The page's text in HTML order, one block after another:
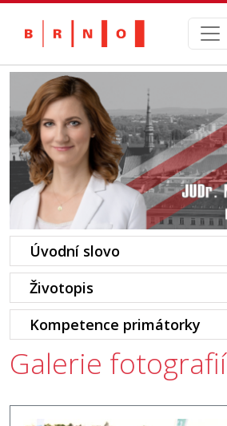
Skip
content
Úvodní slovo
Životopis
Kompetence primátorky
Galerie fotografií